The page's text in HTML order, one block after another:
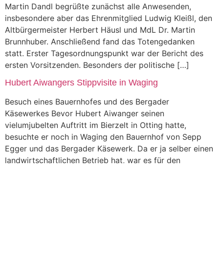
Martin Dandl begrüßte zunächst alle Anwesenden,
insbesondere aber das Ehrenmitglied Ludwig Kleißl, den
Altbürgermeister Herbert Häusl und MdL Dr. Martin
Brunnhuber. Anschließend fand das Totengedanken
statt. Erster Tagesordnungspunkt war der Bericht des
ersten Vorsitzenden. Besonders der politische […]
Hubert Aiwangers Stippvisite in Waging
Besuch eines Bauernhofes und des Bergader
Käsewerkes Bevor Hubert Aiwanger seinen
vielumjubelten Auftritt im Bierzelt in Otting hatte,
besuchte er noch in Waging den Bauernhof von Sepp
Egger und das Bergader Käsewerk. Da er ja selber einen
landwirtschaftlichen Betrieb hat, war es für den